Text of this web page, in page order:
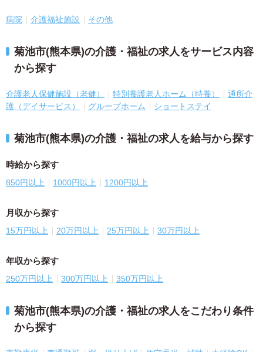
病院 介護福祉施設 その他
菊池市(熊本県)の介護・福祉の求人をサービス内容
から探す
介護老人保健施設（老健） 特別養護老人ホーム（特養）
通所介
護（デイサービス）
グループホーム ショートステイ
菊池市(熊本県)の介護・福祉の求人を給与から探す
時給から探す
850円以上 1000円以上 1200円以上
月収から探す
15万円以上 20万円以上 25万円以上 30万円以上
年収から探す
250万円以上 300万円以上 350万円以上
菊池市(熊本県)の介護・福祉の求人をこだわり条件
から探す